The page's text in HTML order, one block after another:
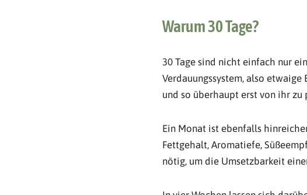
Warum 30 Tage?
30 Tage sind nicht einfach nur
Verdauungssystem, also
und so überhaupt erst von ihr zu
Ein Monat ist ebenfalls
Fettgehalt, Aromatiefe,
nötig, um die Umsetzbarkeit